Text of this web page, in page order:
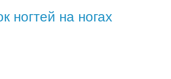
ногтей на ногах